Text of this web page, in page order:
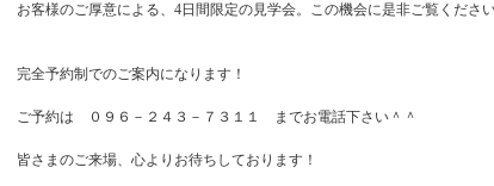
お客様のご厚意による、4日間限定の見学会。この機会に是非ご覧ください
完全予約制でのご案内になります！
ご予約は ０９６－２４３－７３１１ までお電話下さい＾＾
皆さまのご来場、心よりお待ちしております！